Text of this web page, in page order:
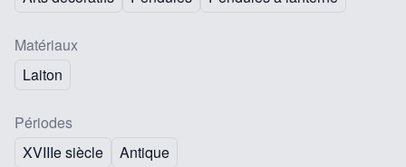
Matériaux
Laiton
Périodes
XVIIIe siècle
Antique